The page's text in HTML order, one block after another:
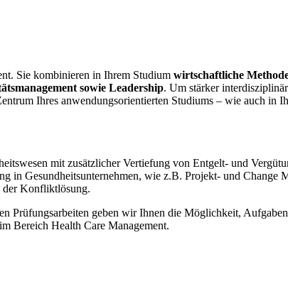
Sie kombinieren in Ihrem Studium wirtschaftliche
sowie Leadership. Um stärker
Ihres anwendungsorientierten Studiums – wie auch in
mit zusätzlicher Vertiefung von Entgelt- und
in Gesundheitsunternehmen, wie z.B. Projekt- und Change
der Konfliktlösung.
Prüfungsarbeiten geben wir Ihnen die Möglichkeit,
Bereich Health Care Management.